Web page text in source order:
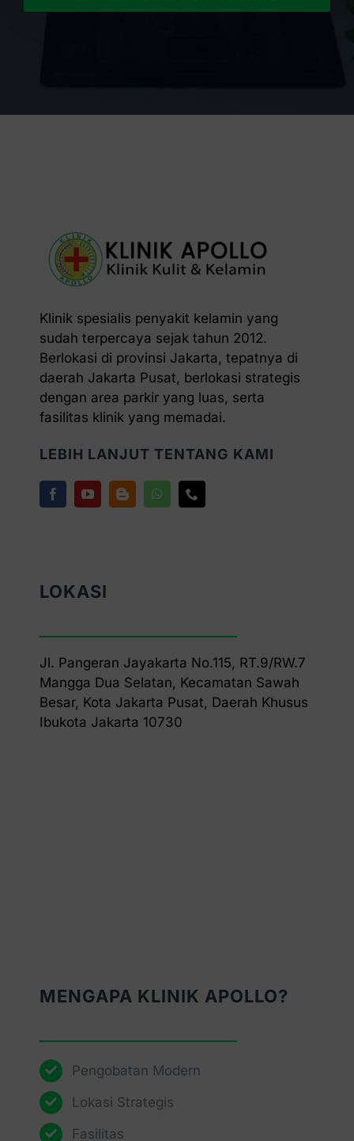
Klinik spesialis penyakit kelamin yang
sudah terpercaya sejak tahun 2012.
Berlokasi di provinsi Jakarta, tepatnya di
daerah Jakarta Pusat, berlokasi strategis
dengan area parkir yang luas, serta
fasilitas klinik yang memadai.
LEBIH LANJUT TENTANG KAMI
LOKASI
Jl. Pangeran Jayakarta No.115, RT.9/RW.7
Mangga Dua Selatan, Kecamatan Sawah
Besar, Kota Jakarta Pusat, Daerah Khusus
Ibukota Jakarta 10730
MENGAPA KLINIK APOLLO?
Pengobatan Modern
Lokasi Strategis
Fasilitas